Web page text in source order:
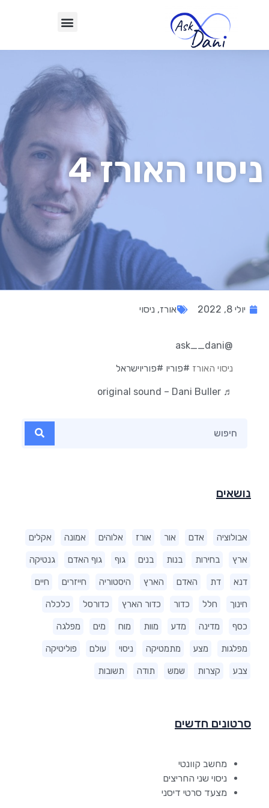
ניסוי האורז 4
נושאים
אבולוציה אדם אור אורז אלוהים אמונה אקלים
ארץ בחירות בנות בנים גוף גוף האדם גנטיקה
דנא דת האדם הארץ היסטוריה חייזרים חיים
חינוך חלל כדור כדור הארץ כדורסל כלכלה
כסף מדינה מדע מוות מוח מים מפלגה
מפלגות מצע מתמטיקה ניסוי עולם פוליטיקה
צבע קצרות שמש תודה תשובות
סרטונים חדשים
מחשב קוונטי
ניסוי שני החריצים
מצעד סרטי דיסני
יולי 8, 2022 אורז, ניסוי
@ask__dani
ניסוי האורז #פוריו #פוריוישראל
♬ original sound – Dani Buller